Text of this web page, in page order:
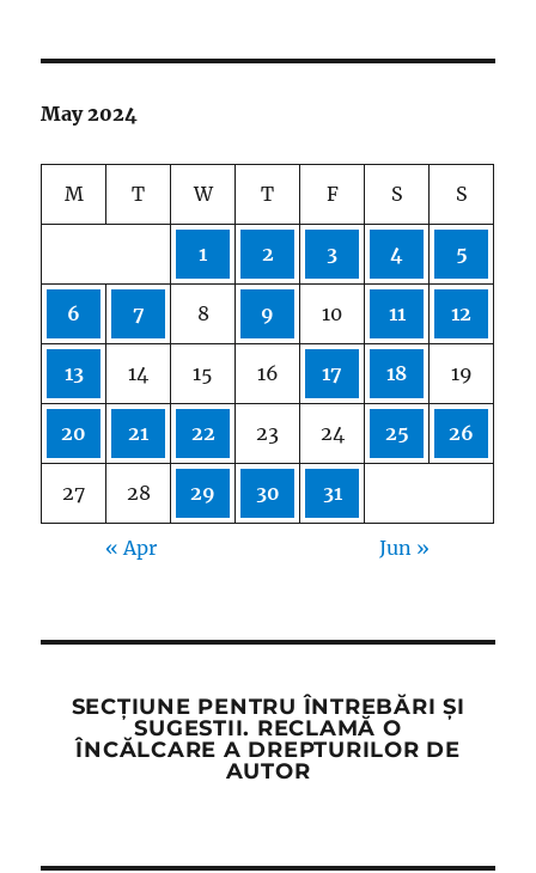
May 2024
M T W T F S S
1 2 3 4 5
6 7 8 9 10 11 12
13 14 15 16 17 18 19
20 21 22 23 24 25 26
27 28 29 30 31
« Apr Jun »
SECȚIUNE PENTRU ÎNTREBĂRI ȘI
SUGESTII. RECLAMĂ O
ÎNCĂLCARE A DREPTURILOR DE
AUTOR